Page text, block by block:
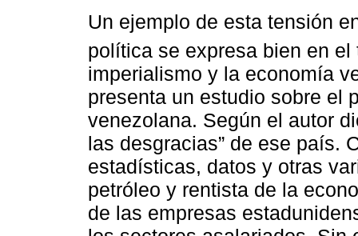
Un ejemplo de esta tensión
política se expresa bien en
imperialismo y la economía
presenta un estudio sobre el
venezolana. Según el autor
las desgracias” de ese país.
estadísticas, datos y otras
petróleo y rentista de la
de las empresas